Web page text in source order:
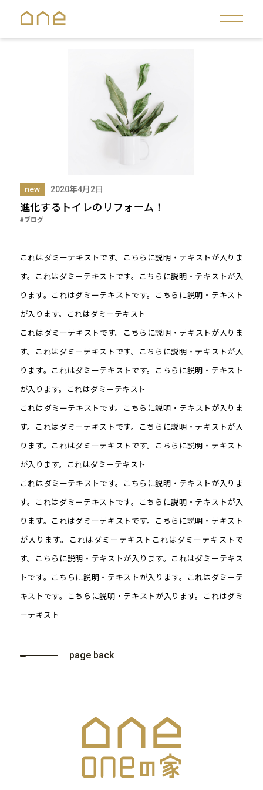
new 2020年4月2日
進化するトイレのリフォーム！
#ブログ
これはダミーテキストです。こちらに説明・テキストが入りま
す。これはダミーテキストです。こちらに説明・テキストが入
ります。これはダミーテキストです。こちらに説明・テキスト
が入ります。これはダミーテキスト
これはダミーテキストです。こちらに説明・テキストが入りま
す。これはダミーテキストです。こちらに説明・テキストが入
ります。これはダミーテキストです。こちらに説明・テキスト
が入ります。これはダミーテキスト
これはダミーテキストです。こちらに説明・テキストが入りま
す。これはダミーテキストです。こちらに説明・テキストが入
ります。これはダミーテキストです。こちらに説明・テキスト
が入ります。これはダミーテキスト
これはダミーテキストです。こちらに説明・テキストが入りま
す。これはダミーテキストです。こちらに説明・テキストが入
ります。これはダミーテキストです。こちらに説明・テキスト
が入ります。これはダミーテキストこれはダミーテキストで
す。こちらに説明・テキストが入ります。これはダミーテキス
トです。こちらに説明・テキストが入ります。これはダミーテ
キストです。こちらに説明・テキストが入ります。これはダミ
ーテキスト
page back